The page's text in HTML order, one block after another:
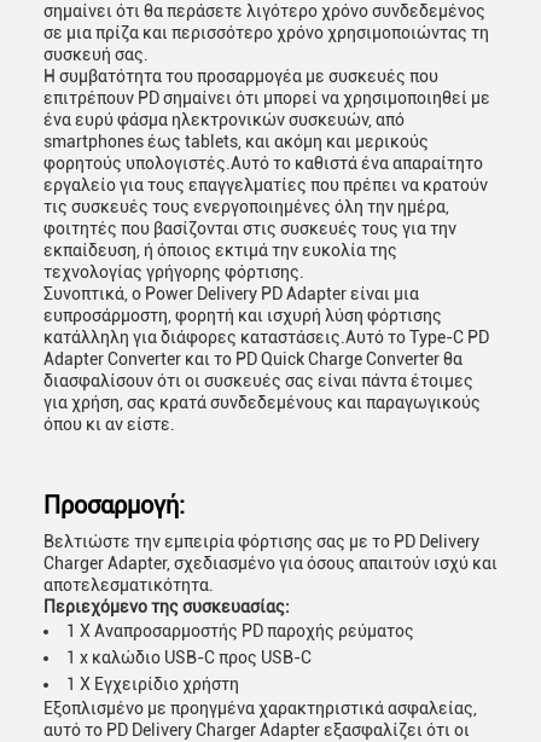
σημαίνει ότι θα περάσετε λιγότερο χρόνο συνδεδεμένος
σε μια πρίζα και περισσότερο χρόνο χρησιμοποιώντας τη
συσκευή σας.
Η συμβατότητα του προσαρμογέα με συσκευές που
επιτρέπουν PD σημαίνει ότι μπορεί να χρησιμοποιηθεί με
ένα ευρύ φάσμα ηλεκτρονικών συσκευών, από
smartphones έως tablets, και ακόμη και μερικούς
φορητούς υπολογιστές.Αυτό το καθιστά ένα απαραίτητο
εργαλείο για τους επαγγελματίες που πρέπει να κρατούν
τις συσκευές τους ενεργοποιημένες όλη την ημέρα,
φοιτητές που βασίζονται στις συσκευές τους για την
εκπαίδευση, ή όποιος εκτιμά την ευκολία της
τεχνολογίας γρήγορης φόρτισης.
Συνοπτικά, ο Power Delivery PD Adapter είναι μια
ευπροσάρμοστη, φορητή και ισχυρή λύση φόρτισης
κατάλληλη για διάφορες καταστάσεις.Αυτό το Type-C PD
Adapter Converter και το PD Quick Charge Converter θα
διασφαλίσουν ότι οι συσκευές σας είναι πάντα έτοιμες
για χρήση, σας κρατά συνδεδεμένους και παραγωγικούς
όπου κι αν είστε.
Προσαρμογή:
Βελτιώστε την εμπειρία φόρτισης σας με το PD Delivery
Charger Adapter, σχεδιασμένο για όσους απαιτούν ισχύ και
αποτελεσματικότητα.
Περιεχόμενο της συσκευασίας:
1 X Αναπροσαρμοστής PD παροχής ρεύματος
1 x καλώδιο USB-C προς USB-C
1 X Εγχειρίδιο χρήστη
Εξοπλισμένο με προηγμένα χαρακτηριστικά ασφαλείας,
αυτό το PD Delivery Charger Adapter εξασφαλίζει ότι οι